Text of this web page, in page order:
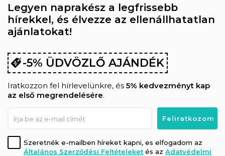
Legyen naprakész a legfrissebb
hírekkel, és élvezze az ellenállhatatlan
ajánlatokat!
-5% ÜDVÖZLŐ AJÁNDÉK
Iratkozzon fel hírlevelünkre, és 5% kedvezményt kap
az első megrendelésére.
Szeretnék e-mailben híreket kapni, es elfogadom az
Általános Szerződési Feltételeket és az Adatvédelmi